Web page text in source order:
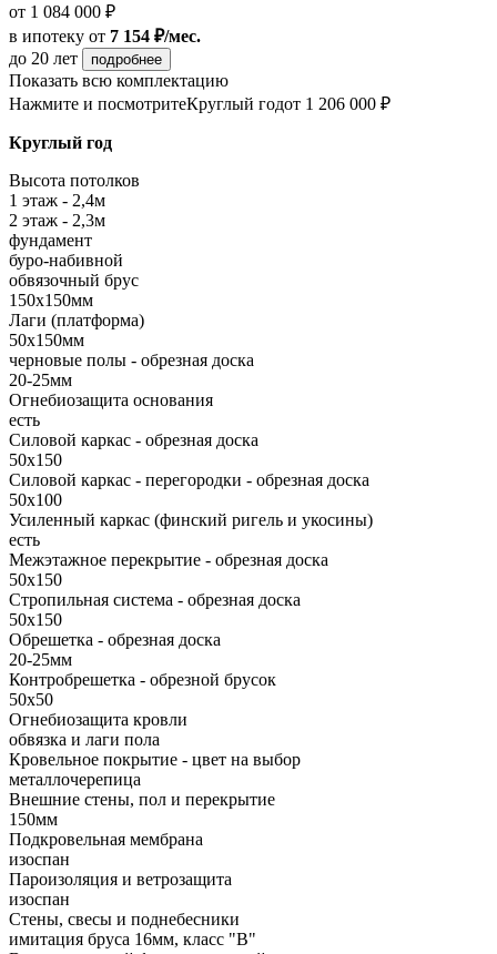
от 1 084 000 ₽
в ипотеку от 7 154 ₽/мес.
до 20 лет
подробнее
Показать всю комплектацию
Нажмите и посмотритеКруглый годот 1 206 000 ₽
Круглый год
Высота потолков
1 этаж - 2,4м
2 этаж - 2,3м
фундамент
буро-набивной
обвязочный брус
150х150мм
Лаги (платформа)
50х150мм
черновые полы - обрезная доска
20-25мм
Огнебиозащита основания
есть
Силовой каркас - обрезная доска
50х150
Силовой каркас - перегородки - обрезная доска
50х100
Усиленный каркас (финский ригель и укосины)
есть
Межэтажное перекрытие - обрезная доска
50х150
Стропильная система - обрезная доска
50х150
Обрешетка - обрезная доска
20-25мм
Контробрешетка - обрезной брусок
50x50
Огнебиозащита кровли
обвязка и лаги пола
Кровельное покрытие - цвет на выбор
металлочерепица
Внешние стены, пол и перекрытие
150мм
Подкровельная мембрана
изоспан
Пароизоляция и ветрозащита
изоспан
Стены, свесы и поднебесники
имитация бруса 16мм, класс "В"